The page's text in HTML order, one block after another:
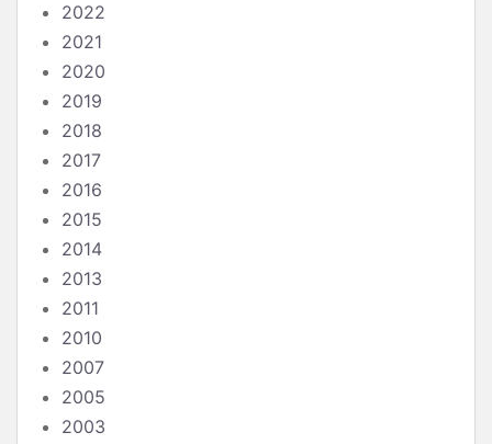
2022
2021
2020
2019
2018
2017
2016
2015
2014
2013
2011
2010
2007
2005
2003